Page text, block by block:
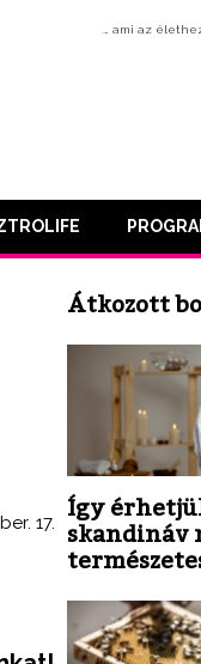
… ami az
17.
Átkozott
Így
skandináv